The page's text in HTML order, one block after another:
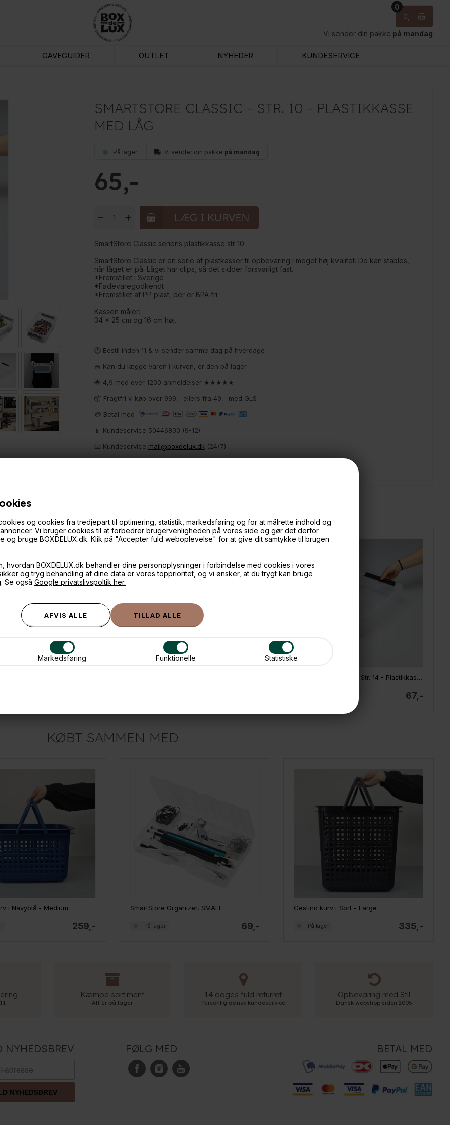
og cookies fra tredjepart til optimering, statistik, markedsføring og for at målrette indhold og
Vi bruger cookies til at forbedrer brugervenligheden på vores side og gør det derfor
og bruge BOXDELUX.dk. Klik på "Accepter fuld weboplevelse" for at give dit samtykke til brugen
hvordan BOXDELUX.dk behandler dine personoplysninger i forbindelse med cookies i vores
og tryg behandling af dine data er vores topprioritet, og vi ønsker, at du trygt kan bruge
Se også Google privatslivspoltik her.
Markedsføring Funktionelle Statistiske
0
0
Vi sender din pakke på mandag
GAVEGUIDER OUTLET NYHEDER KUNDESERVICE
SMARTSTORE CLASSIC - STR. 10 - PLASTIKKASSE
MED LÅG
På lager Vi sender din pakke på mandag
65
+
-
SmartStore Classic seriens plastikkasse str 10.
SmartStore Classic er en serie af plastkasser til opbevaring i meget høj kvalitet. De kan stables,
når låget er på. Låget har clips, så det sidder forsvarligt fast.
*Fremstillet i Sverige
*Fødevaregodkendt
*Fremstillet af PP plast, der er BPA fri.
Kassen måler:
34 x 25 cm og 16 cm høj.
🕚 Bestil inden 11 & vi sender samme dag på hverdage
🧺 Kan du lægge varen i kurven, er den på lager
🌟 4,9 med over 1200 anmeldelser ★★★★★
📦 Fragtfri v. køb over 999,- ellers fra 49,- med GLS
💳 Betal med
📱 Kundeservice 50446800 (9-12)
📧 Kundeservice mail@boxdelux.dk(24/7)
SmartStore Classic - Str. 14 - Plastikkasse med låg
67,-
KØBT SAMMEN MED
i Navyblå - Medium
259,-
SmartStore Organizer, SMALL
69,-
På lager
Cestino kurv i Sort - Large
335,-
På lager
Kæmpe sortiment
Alt er på lager
14 dages fuld returret
Personlig dansk kundeservice
Opbevaring med Stil
Dansk webshop siden 2005
NYHEDSBREV
NYHEDSBREV
FØLG MED BETAL MED